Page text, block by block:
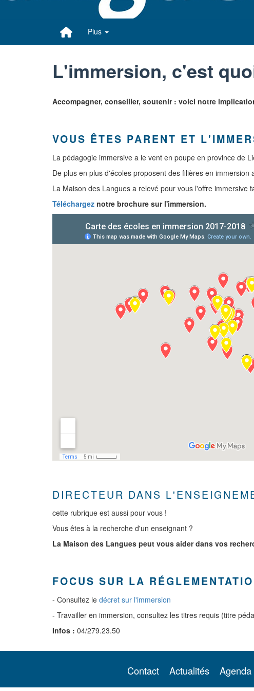
Plus
L'immersion, c'est
Accompagner, conseiller, soutenir : voici notre
VOUS ÊTES PARENT ET
La pédagogie immersive a le vent en poupe en province de
De plus en plus d'écoles proposent des filières en
La Maison des Langues a relevé pour vous l'offre immersive
Téléchargez notre brochure sur l'immersion.
DIRECTEUR DANS
cette rubrique est aussi pour vous !
Vous êtes à la recherche d'un enseignant ?
La Maison des Langues peut vous aider dans vos
FOCUS SUR LA
- Consultez le décret sur l'immersion
- Travailler en immersion, consultez les titres requis (titre
Infos : 04/279.23.50
Contact Actualités Agenda